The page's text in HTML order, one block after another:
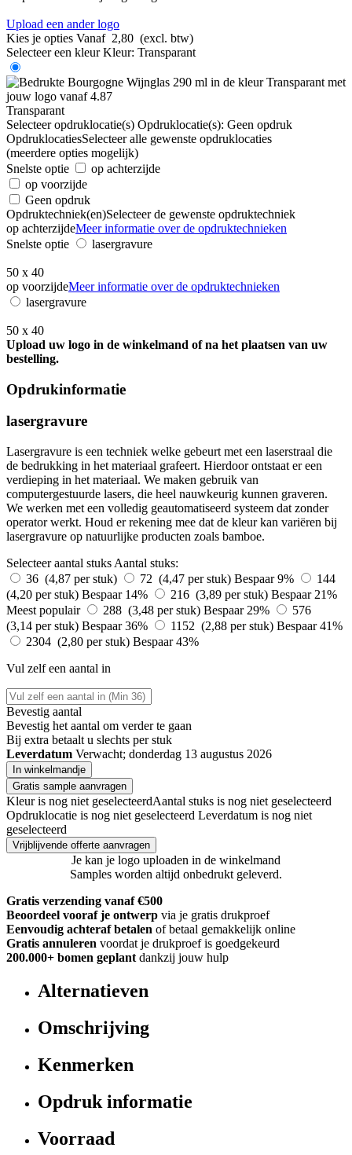
Upload een ander logo
Kies je opties Vanaf 2,80 (excl. btw)
Selecteer een kleur Kleur: Transparant
Transparant
Selecteer opdruklocatie(s) Opdruklocatie(s): Geen opdruk
OpdruklocatiesSelecteer alle gewenste opdruklocaties
(meerdere opties mogelijk)
Snelste optie
op achterzijde
op voorzijde
Geen opdruk
Opdruktechniek(en)Selecteer de gewenste opdruktechniek
op achterzijdeMeer informatie over de opdruktechnieken
Snelste optie
lasergravure
50 x 40
op voorzijdeMeer informatie over de opdruktechnieken
lasergravure
50 x 40
Upload uw logo in de winkelmand of na het plaatsen van uw
bestelling.
Opdrukinformatie
lasergravure
Lasergravure is een techniek welke gebeurt met een laserstraal die
de bedrukking in het materiaal grafeert. Hierdoor ontstaat er een
verdieping in het materiaal. We maken gebruik van
computergestuurde lasers, die heel nauwkeurig kunnen graveren.
We werken met een volledig geautomatiseerd systeem dat zonder
operator werkt. Houd er rekening mee dat de kleur kan variëren bij
lasergravure op natuurlijke producten zoals bamboe.
Selecteer aantal stuks Aantal stuks:
36 (4,87 per stuk)
72 (4,47 per stuk) Bespaar 9%
144
(4,20 per stuk) Bespaar 14% 216 (3,89 per stuk) Bespaar 21%
Meest populair
288 (3,48 per stuk) Bespaar 29%
576
(3,14 per stuk) Bespaar 36% 1152 (2,88 per stuk) Bespaar 41%
2304 (2,80 per stuk) Bespaar 43%
Vul zelf een aantal in
Bevestig aantal
Bevestig het aantal om verder te gaan
Bij extra betaalt u slechts per stuk
Leverdatum Verwacht; donderdag 13 augustus 2026
In winkelmandje
Gratis sample aanvragen
Kleur is nog niet geselecteerdAantal stuks is nog niet geselecteerd
Opdruklocatie is nog niet geselecteerd Leverdatum is nog niet
geselecteerd
Vrijblijvende offerte aanvragen
Je kan je logo uploaden in de winkelmand
Samples worden altijd onbedrukt geleverd.
Gratis verzending vanaf €500
Beoordeel vooraf je ontwerp via je gratis drukproef
Eenvoudig achteraf betalen of betaal gemakkelijk online
Gratis annuleren voordat je drukproef is goedgekeurd
200.000+ bomen geplant dankzij jouw hulp
Alternatieven
Omschrijving
Kenmerken
Opdruk informatie
Voorraad